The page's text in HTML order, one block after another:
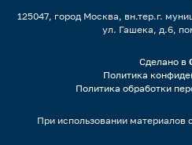
125047, город Москва, вн.тер.г.
ул. Гашека, д.6,
Сделано в
Политика
Политика обработки
При использовании материалов